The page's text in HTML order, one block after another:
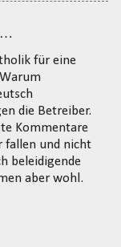
für eine
die Betreiber.
Kommentare
fallen und nicht
beleidigende
aber wohl.